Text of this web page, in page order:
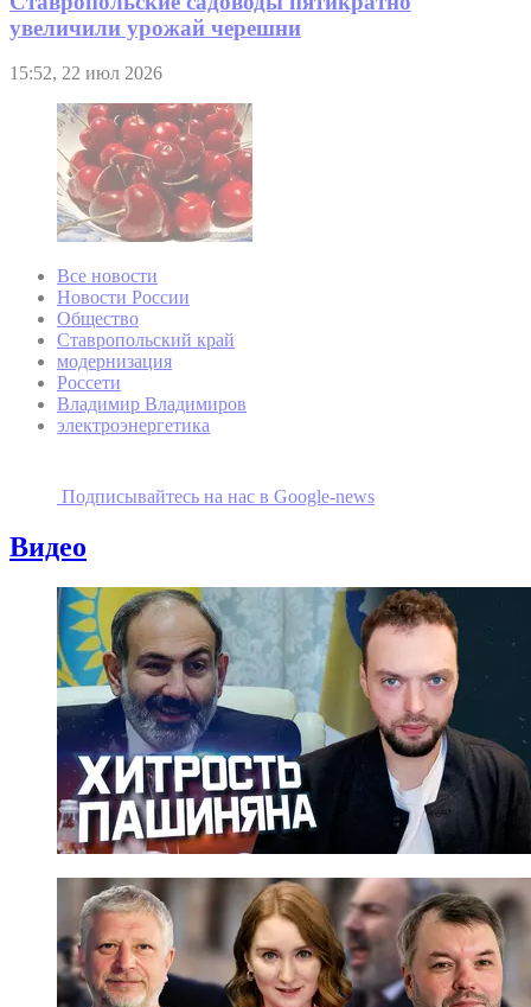
увеличили урожай черешни
15:52, 22 июл 2026
Все новости
Новости России
Общество
Ставропольский край
модернизация
Россети
Владимир Владимиров
электроэнергетика
Подписывайтесь на наc в Google-news
Видео